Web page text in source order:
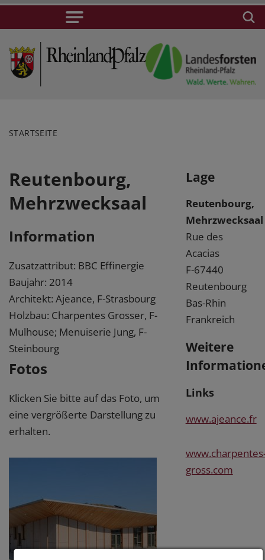
STARTSEITE
Reutenbourg,
Mehrzwecksaal
Information
Zusatzattribut: BBC Effinergie
Baujahr: 2014
Architekt: Ajeance, F-Strasbourg
Holzbau: Charpentes Grosser, F-
Mulhouse; Menuiserie Jung, F-
Steinbourg
Fotos
Klicken Sie bitte auf das Foto, um
eine vergrößerte Darstellung zu
erhalten.
Lage
Reutenbourg,
Mehrzwecksaal
Rue des
Acacias
F-67440
Reutenbourg
Bas-Rhin
Frankreich
Weitere
Links
www.ajeance.fr
gross.com